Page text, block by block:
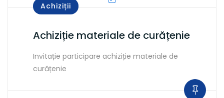
Achiziții
Achiziție materiale de curățenie
Invitație participare achiziție materiale de
curățenie